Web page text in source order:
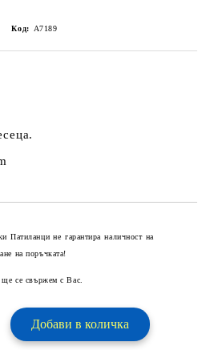
Код: A7189
Патиланци не гарантира наличност на
на поръчката!
ще се свържем с Вас.